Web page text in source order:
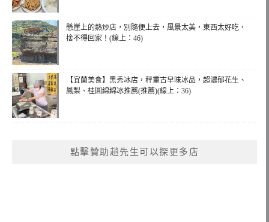
懸崖上的熱炒店，別隨便上去，風景太美，東西太好吃，
捨不得回家！(線上：46)
【宜蘭美食】黑秀冰店，秤重古早味冰品，超濃郁花生、
鳳梨、桂圓綿綿冰推薦(推薦)(線上：36)
點擊贊助趙先生可以探更多店